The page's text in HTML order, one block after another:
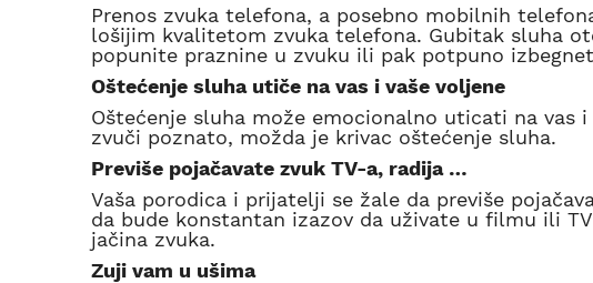
Prenos zvuka telefona, a posebno mobilnih
lošijim kvalitetom zvuka telefona. Gubitak sluha
popunite praznine u zvuku ili pak potpuno
Oštećenje sluha utiče na vas i vaše voljene
Oštećenje sluha može emocionalno uticati na vas
zvuči poznato, možda je krivac oštećenje sluha.
Previše pojačavate zvuk TV-a, radija …
Vaša porodica i prijatelji se žale da previše
da bude konstantan izazov da uživate u filmu ili
jačina zvuka.
Zuji vam u ušima